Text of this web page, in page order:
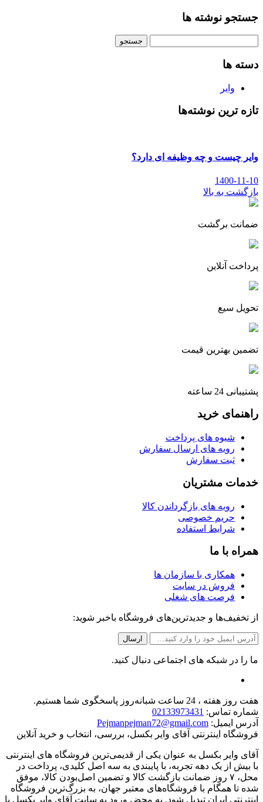
جستجو نوشته ها
دسته ها
وایر
تازه ترین نوشته‌ها
وایر چیست و چه وظیفه ای دارد؟
1400-11-10
بازگشت به بالا
ضمانت برگشت
پرداخت آنلاین
تحویل سیع
تضمین بهترین قیمت
پشتیبانی 24 ساعته
راهنمای خرید
شیوه های پرداخت
رویه های ارسال سفارش
ثبت سفارش
خدمات مشتریان
رویه های بازگرداندن کالا
حریم خصوصی
شرایط استفاده
همراه با ما
همکاری با سازمان ها
فروش در سایت
فرصت های شغلی
از تخفیف‌ها و جدیدترین‌های فروشگاه باخبر شوید:
ما را در شبکه های اجتماعی دنبال کنید.
هفت روز هفته ، 24 ساعت شبانه‌روز پاسخگوی شما هستیم.
شماره تماس: 02133973431
آدرس ایمیل: Pejmanpejman72@gmail.com
فروشگاه اینترنتی آقای وایر بکسل، بررسی، انتخاب و خرید آنلاین
آقای وایر بکسل به عنوان یکی از قدیمی‌ترین فروشگاه های اینترنتی
با بیش از یک دهه تجربه، با پایبندی به سه اصل کلیدی، پرداخت در
محل، ۷ روز ضمانت بازگشت کالا و تضمین اصل‌بودن کالا، موفق
شده تا همگام با فروشگاه‌های معتبر جهان، به بزرگ‌ترین فروشگاه
اینترنتی ایران تبدیل شود. به محض ورود به سایت آقای وایر بکسل با